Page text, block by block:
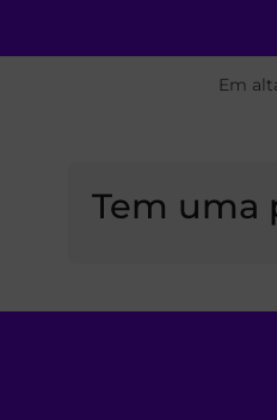
Em
Tem uma